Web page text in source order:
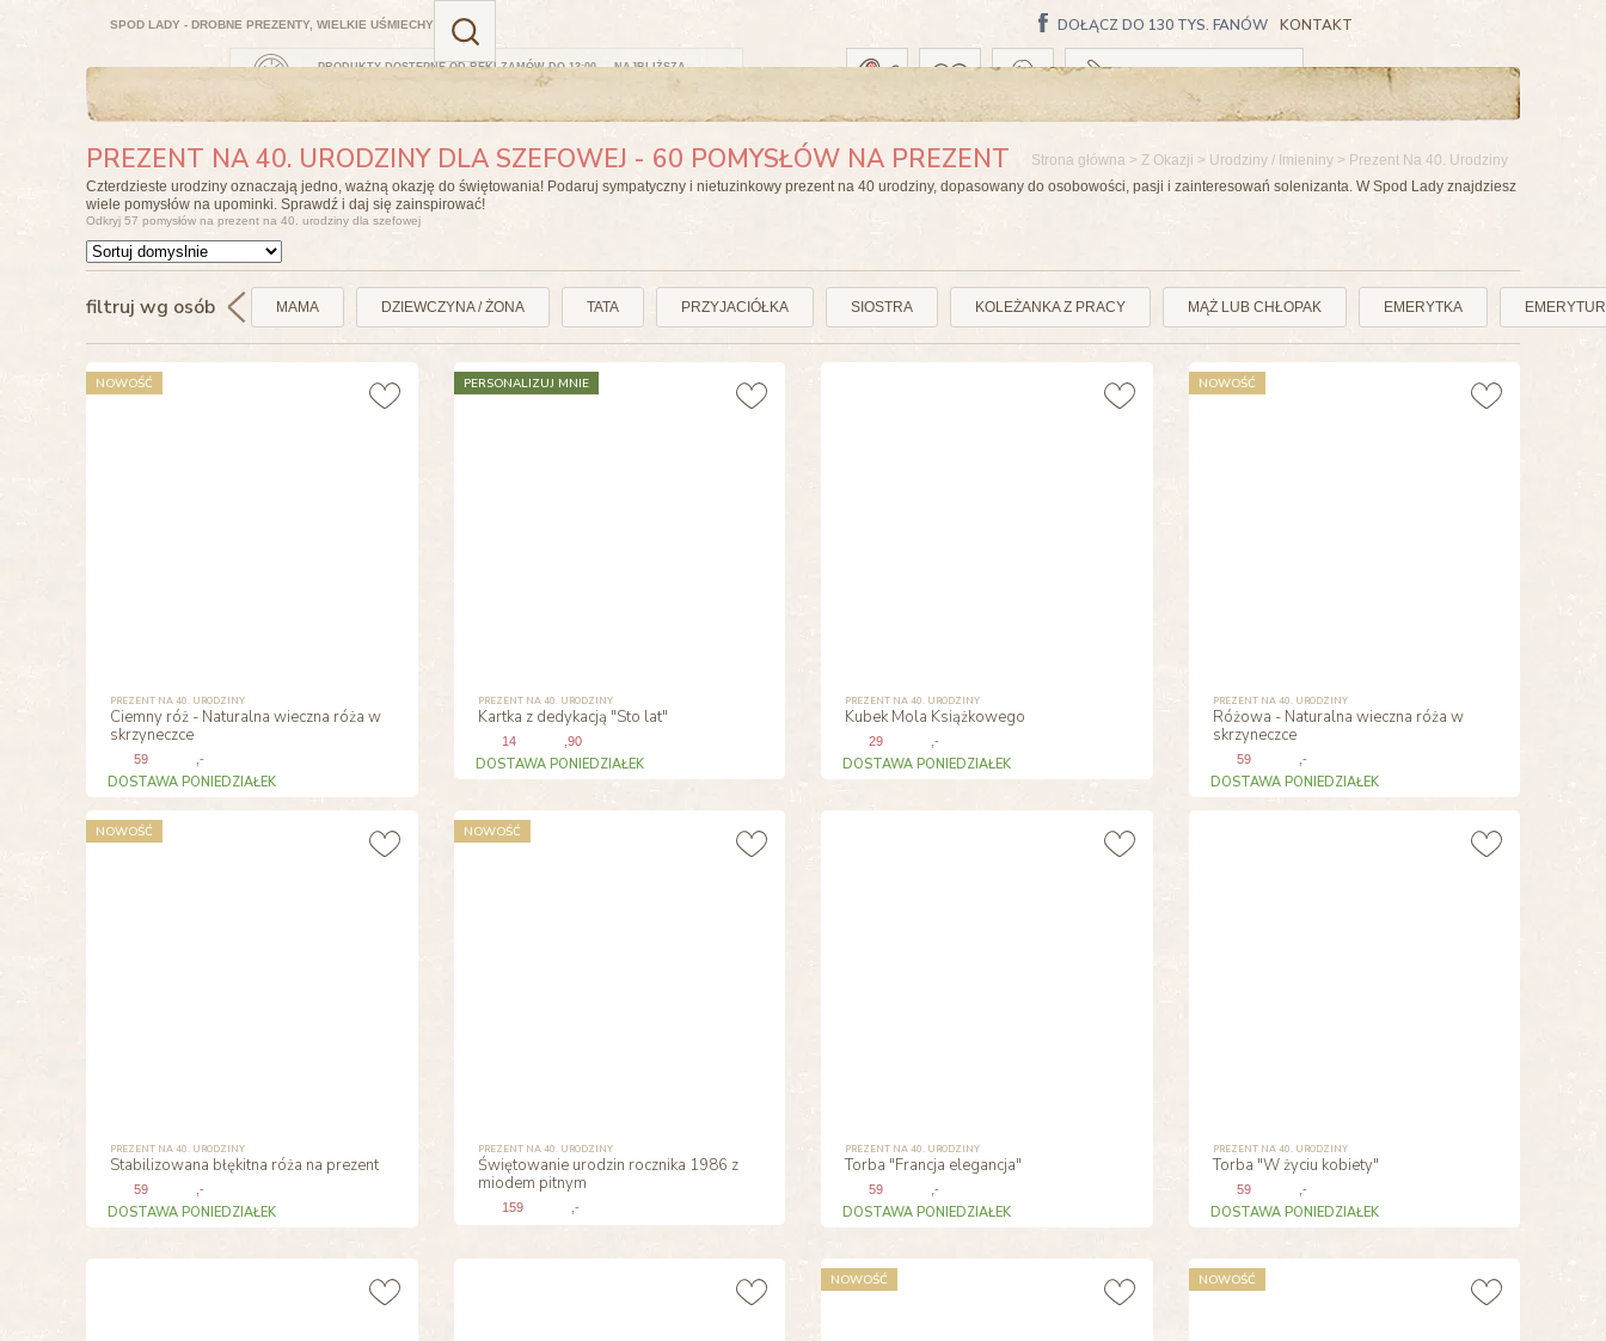
PRODUKTY DOSTĘPNE OD RĘKI ZAMÓW DO 13:00 — NAJBLIŻSZA
DOŁĄCZ DO 130 TYS. FANÓW KONTAKT
SPOD LADY - DROBNE PREZENTY, WIELKIE UŚMIECHY
Koszyk pusty
PREZENT NA 40. URODZINY DLA SZEFOWEJ - 60 POMYSŁÓW NA PREZENT Strona główna > Z Okazji > Urodziny / Imieniny > Prezent Na 40. Urodziny
Czterdzieste urodziny oznaczają jedno, ważną okazję do świętowania! Podaruj sympatyczny i nietuzinkowy prezent na 40 urodziny, dopasowany do osobowości, pasji i zainteresowań solenizanta. W Spod Lady znajdziesz
wiele pomysłów na upominki. Sprawdź i daj się zainspirować!
Odkryj 57 pomysłów na prezent na 40. urodziny dla szefowej
filtruj wg osób MAMA DZIEWCZYNA / ŻONA TATA PRZYJACIÓŁKA SIOSTRA KOLEŻANKA Z PRACY MĄŻ LUB CHŁOPAK EMERYTKA
PREZENT NA 40. URODZINY
Ciemny róż - Naturalna wieczna róża w
skrzyneczce
59 ,-
DOSTAWA PONIEDZIAŁEK
NOWOŚĆ
PREZENT NA 40. URODZINY
Kartka z dedykacją "Sto lat"
14 ,90
DOSTAWA PONIEDZIAŁEK
PERSONALIZUJ MNIE
PREZENT NA 40. URODZINY
Kubek Mola Książkowego
29 ,-
DOSTAWA PONIEDZIAŁEK
PREZENT NA 40. URODZINY
Różowa - Naturalna wieczna róża w
skrzyneczce
59 ,-
DOSTAWA PONIEDZIAŁEK
NOWOŚĆ
PREZENT NA 40. URODZINY
Stabilizowana błękitna róża na prezent
59 ,-
DOSTAWA PONIEDZIAŁEK
NOWOŚĆ
PREZENT NA 40. URODZINY
Świętowanie urodzin rocznika 1986 z
miodem pitnym
159 ,-
NOWOŚĆ
PREZENT NA 40. URODZINY
Torba "Francja elegancja"
59 ,-
DOSTAWA PONIEDZIAŁEK
PREZENT NA 40. URODZINY
Torba "W życiu kobiety"
59 ,-
DOSTAWA PONIEDZIAŁEK
NOWOŚĆ NOWOŚĆ